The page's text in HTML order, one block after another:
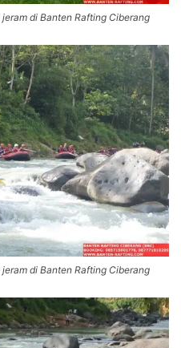
di Banten Rafting Ciberang
di Banten Rafting Ciberang